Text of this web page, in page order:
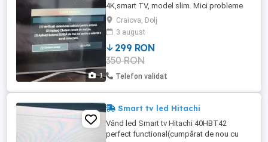
1
4K,smart TV, model slim. Mici probleme
imagine-pete pe ecran. Se poate urmari
dar imaginea nu este perfecta. Necesita
reparatie !Doar cu predare personala si
proba.
Craiova, Dolj
3 august
299 RON
350 RON
Telefon validat
Smart tv led Hitachi
Vând led Smart tv Hitachi 40HBT42
perfect functional(cumpărat de nou cu